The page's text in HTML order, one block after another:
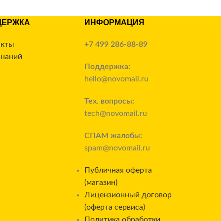
ИНФОРМАЦИЯ
+7 499 286-88-89
Поддержка:
hello@novomail.ru
Тех. вопросы:
tech@novomail.ru
СПАМ жалобы:
spam@novomail.ru
Публичная оферта
(магазин)
Лицензионный договор
(оферта сервиса)
Политика обработки